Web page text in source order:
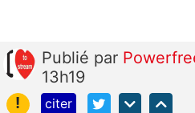
Publié par
13h19
!
citer